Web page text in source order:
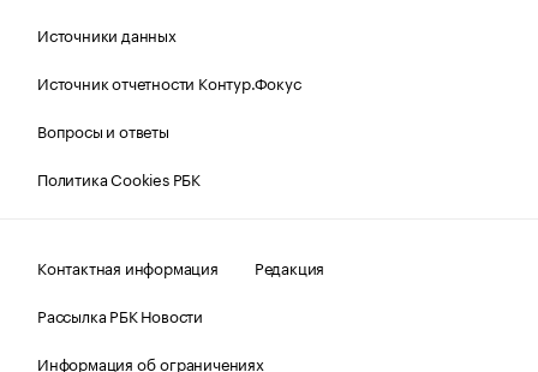
Источники данных
Источник отчетности Контур.Фокус
Вопросы и ответы
Политика Cookies РБК
Контактная информация
Редакция
Рассылка РБК Новости
Информация об ограничениях